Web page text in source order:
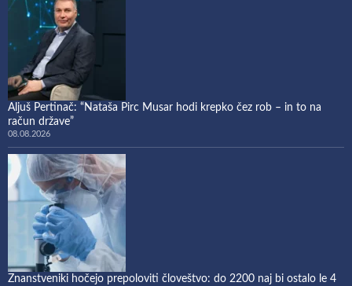
Aljuš Pertinač: “Nataša Pirc Musar hodi krepko čez rob – in to na
račun države”
08.08.2026
Znanstveniki hočejo prepoloviti človeštvo: do 2200 naj bi ostalo le 4